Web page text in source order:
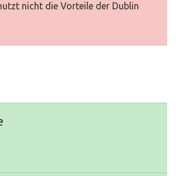
nicht die Vorteile der Dublin